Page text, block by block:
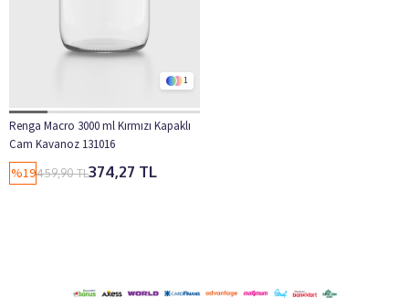
1
Renga Macro 3000 ml Kırmızı Kapaklı
Cam Kavanoz 131016
374,27 TL
459,90 TL
%19